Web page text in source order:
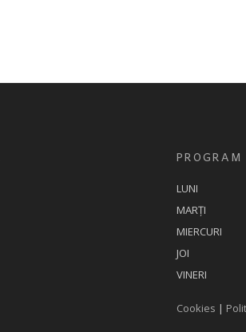
LUNI
MARȚI
JOI
VINERI
Cookies |